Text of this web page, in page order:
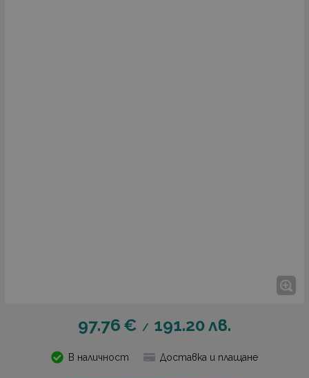
97.76 € / 191.20лв.
В наличност Доставка и плащане